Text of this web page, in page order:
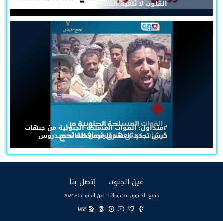
القلوب لا تُلغيه الحملات
#متداول: القوات المسلحة الجنوبية من جبهات
كرش تجدد العهد للرئيس القائد عيدروس
عين الجنوب إتصل بنا
جميع الحقوق محفوظة لـ عين الجنوب © 2024
EN